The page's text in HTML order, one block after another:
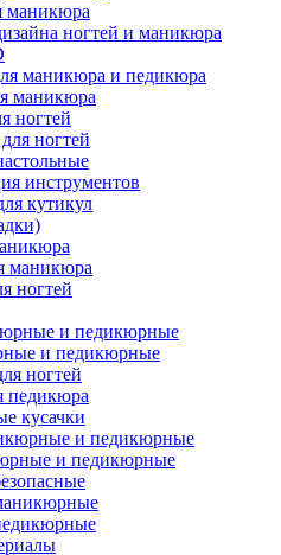
маникюра
ногтей и маникюра
маникюра и педикюра
маникюра
ногтей
ногтей
инструментов
кутикул
маникюра
ногтей
и педикюрные
ногтей
педикюра
кусачки
и педикюрные